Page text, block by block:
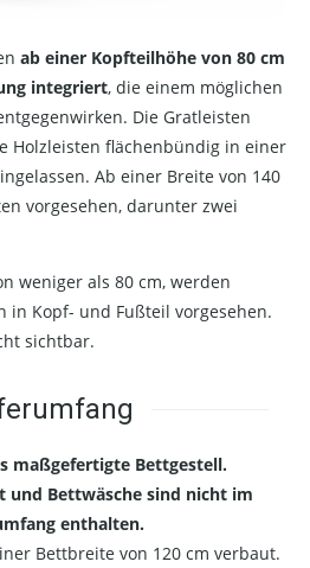
ab einer Kopfteilhöhe von 80 cm
integriert, die einem möglichen
Die Gratleisten
Holzleisten flächenbündig in einer
Ab einer Breite von 140
vorgesehen, darunter zwei
weniger als 80 cm, werden
in Kopf- und Fußteil vorgesehen.
sichtbar.
maßgefertigte Bettgestell.
und Bettwäsche sind nicht im
enthalten.
Bettbreite von 120 cm verbaut.